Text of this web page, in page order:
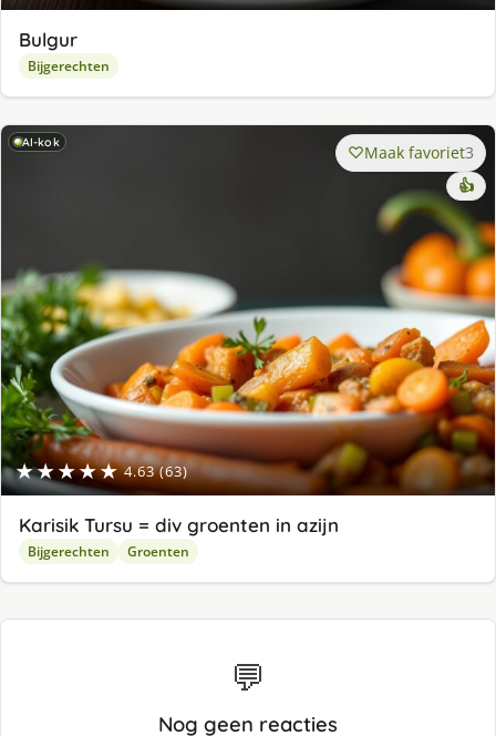
Bulgur
Bijgerechten
AI-kok
★★★★★ 4.63 (63)
Maak favoriet3
👍
Karisik Tursu = div groenten in azijn
Bijgerechten Groenten
💬
Nog geen reacties